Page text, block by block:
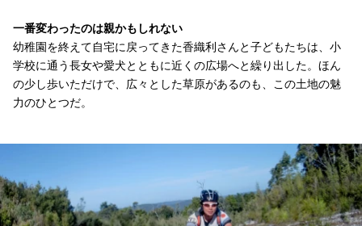
一番変わったのは親かもしれない
幼稚園を終えて自宅に戻ってきた香織利さんと子どもたちは、小
学校に通う長女や愛犬とともに近くの広場へと繰り出した。ほん
の少し歩いただけで、広々とした草原があるのも、この土地の魅
力のひとつだ。